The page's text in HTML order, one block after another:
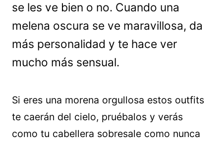
se les ve bien o no. Cuando una
melena oscura se ve maravillosa, da
más personalidad y te hace ver
mucho más sensual.
Si eres una morena orgullosa estos outfits
te caerán del cielo, pruébalos y verás
como tu cabellera sobresale como nunca